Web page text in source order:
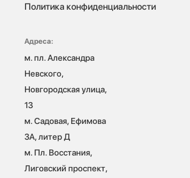
Политика конфиденциальности
Адреса:
м. пл. Александра
Невского,
Новгородская улица,
13
м. Садовая, Ефимова
3А, литер Д
м. Пл. Восстания,
Лиговский проспект,